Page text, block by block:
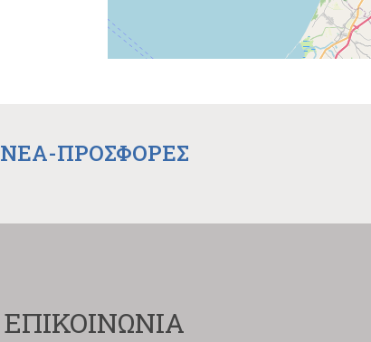
NEA-ΠΡΟΣΦΟΡΕΣ
ΕΠΙΚΟΙΝΩΝΙΑ